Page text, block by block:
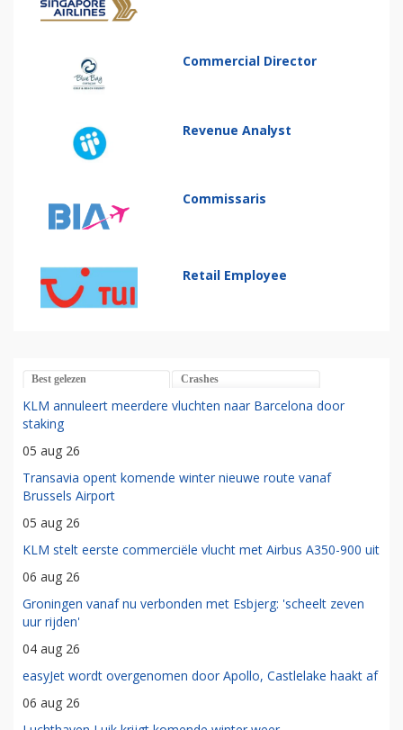
Commercial Director
Revenue Analyst
Commissaris
Retail Employee
Best gelezen Crashes
KLM annuleert meerdere vluchten naar Barcelona door
staking
05 aug 26
Transavia opent komende winter nieuwe route vanaf
Brussels Airport
05 aug 26
KLM stelt eerste commerciële vlucht met Airbus A350-900 uit
06 aug 26
Groningen vanaf nu verbonden met Esbjerg: 'scheelt zeven
uur rijden'
04 aug 26
easyJet wordt overgenomen door Apollo, Castlelake haakt af
06 aug 26